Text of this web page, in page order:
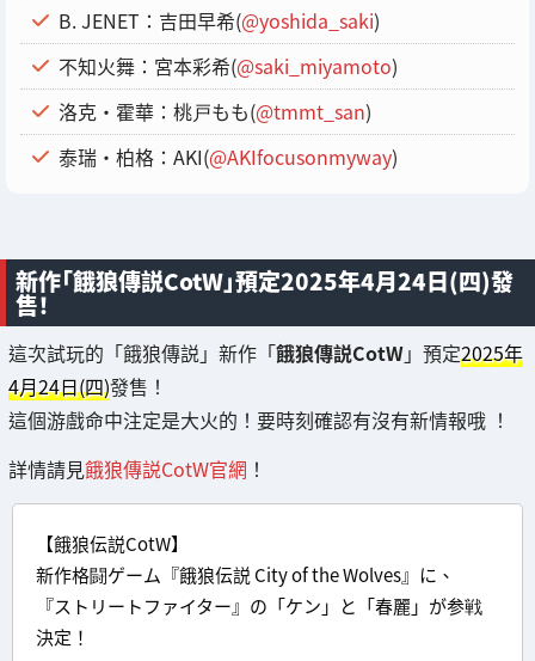
B. JENET：吉田早希(@yoshida_saki)
不知火舞：宮本彩希(@saki_miyamoto)
洛克・霍華：桃戸もも(@tmmt_san)
泰瑞·柏格：AKI(@AKIfocusonmyway)
新作「餓狼傳説CotW」預定2025年4月24日(四)發
售！
這次試玩的「餓狼傳説」新作「餓狼傳説CotW」預定2025年
4月24日(四)發售！
這個游戲命中注定是大火的！要時刻確認有沒有新情報哦 ！
詳情請見餓狼傳説CotW官網 ！
【餓狼伝説CotW】
新作格闘ゲーム『餓狼伝説 City of the Wolves』に、
『ストリートファイター』の「ケン」と「春麗」が参戦
決定！